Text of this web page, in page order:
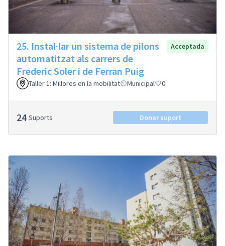
25. Instal·lar un sistema de pilons
automatitzat als carrers de
Frederic Soler i de Ferran Puig
Acceptada
Taller 1: Millores en la mobilitat Municipal 0
24 Suports Donar suport